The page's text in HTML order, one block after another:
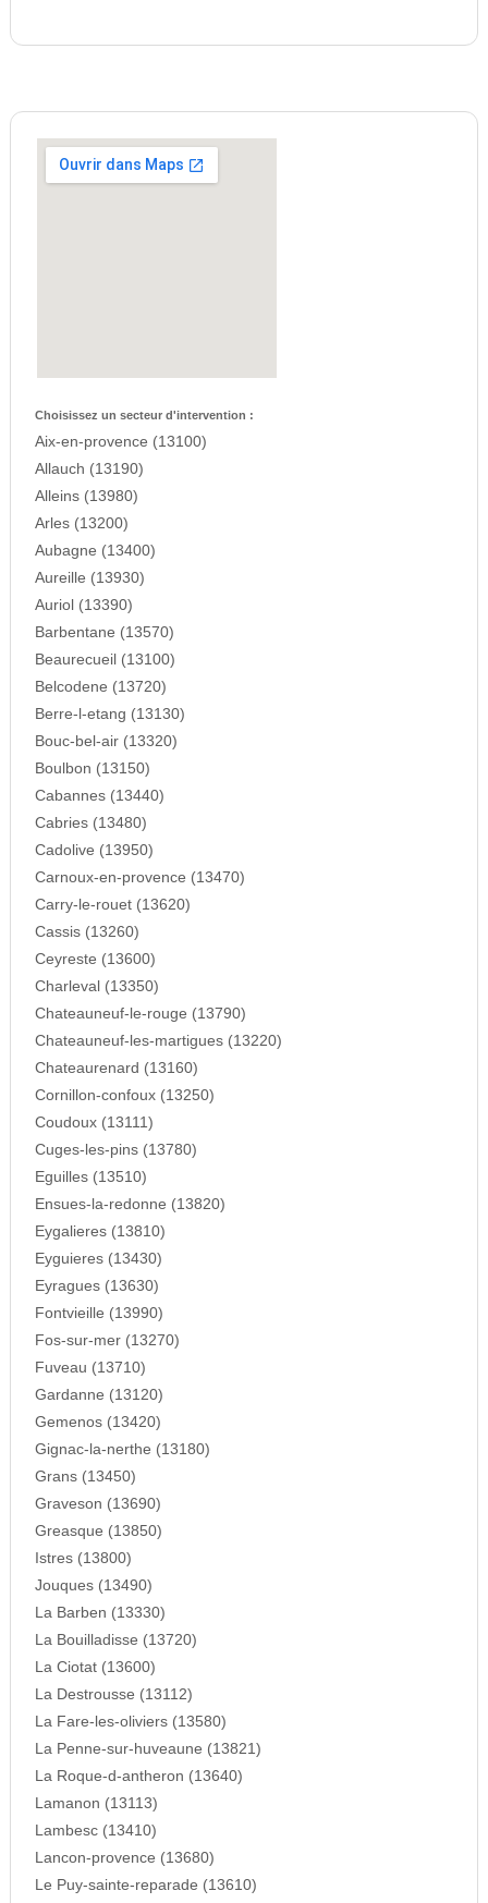
Choisissez un secteur d'intervention :
Aix-en-provence (13100)
Allauch (13190)
Alleins (13980)
Arles (13200)
Aubagne (13400)
Aureille (13930)
Auriol (13390)
Barbentane (13570)
Beaurecueil (13100)
Belcodene (13720)
Berre-l-etang (13130)
Bouc-bel-air (13320)
Boulbon (13150)
Cabannes (13440)
Cabries (13480)
Cadolive (13950)
Carnoux-en-provence (13470)
Carry-le-rouet (13620)
Cassis (13260)
Ceyreste (13600)
Charleval (13350)
Chateauneuf-le-rouge (13790)
Chateauneuf-les-martigues (13220)
Chateaurenard (13160)
Cornillon-confoux (13250)
Coudoux (13111)
Cuges-les-pins (13780)
Eguilles (13510)
Ensues-la-redonne (13820)
Eygalieres (13810)
Eyguieres (13430)
Eyragues (13630)
Fontvieille (13990)
Fos-sur-mer (13270)
Fuveau (13710)
Gardanne (13120)
Gemenos (13420)
Gignac-la-nerthe (13180)
Grans (13450)
Graveson (13690)
Greasque (13850)
Istres (13800)
Jouques (13490)
La Barben (13330)
La Bouilladisse (13720)
La Ciotat (13600)
La Destrousse (13112)
La Fare-les-oliviers (13580)
La Penne-sur-huveaune (13821)
La Roque-d-antheron (13640)
Lamanon (13113)
Lambesc (13410)
Lancon-provence (13680)
Le Puy-sainte-reparade (13610)